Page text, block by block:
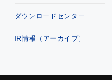
ダウンロードセンター
IR情報（アーカイブ）